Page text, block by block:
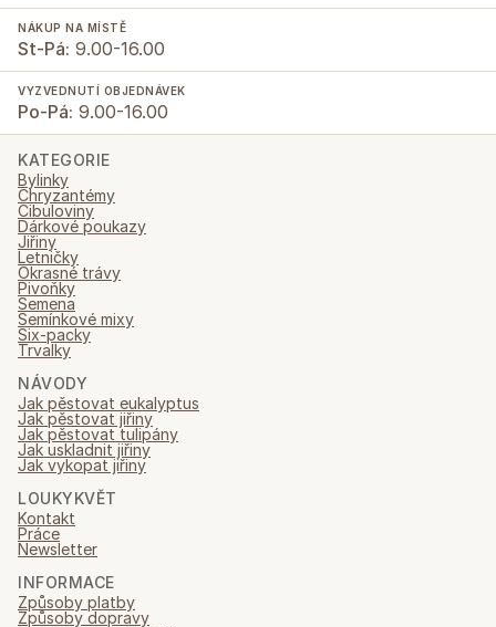
NÁKUP NA MÍSTĚ
St-Pá: 9.00-16.00
VYZVEDNUTÍ OBJEDNÁVEK
Po-Pá: 9.00-16.00
KATEGORIE
Bylinky
Chryzantémy
Cibuloviny
Dárkové poukazy
Jiřiny
Letničky
Okrasné trávy
Pivoňky
Semena
Semínkové mixy
Six-packy
Trvalky
NÁVODY
Jak pěstovat eukalyptus
Jak pěstovat jiřiny
Jak pěstovat tulipány
Jak uskladnit jiřiny
Jak vykopat jiřiny
LOUKYKVĚT
Kontakt
Práce
Newsletter
INFORMACE
Způsoby platby
Způsoby dopravy